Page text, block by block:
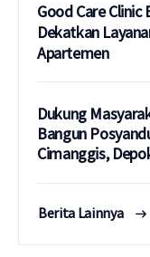
Good Care
Dekatkan
Apartemen
Dukung
Bangun
Cimanggis,
Berita Lainnya